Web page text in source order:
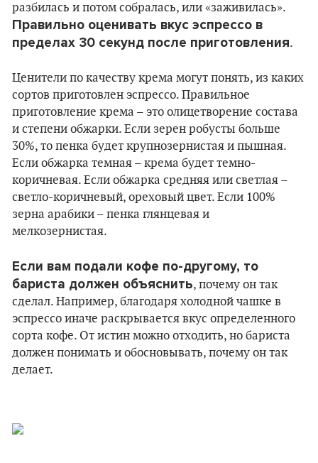
разбилась и потом собралась, или «заживилась».
Правильно оценивать вкус эспрессо в
пределах 30 секунд после приготовления.
Ценители по качеству крема могут понять, из каких
сортов приготовлен эспрессо. Правильное
приготовление крема – это олицетворение состава
и степени обжарки. Если зерен робусты больше
30%, то пенка будет крупнозернистая и пышная.
Если обжарка темная – крема будет темно-
коричневая. Если обжарка средняя или светлая –
светло-коричневый, ореховый цвет. Если 100%
зерна арабики – пенка глянцевая и
мелкозернистая.
Если вам подали кофе по-другому, то
бариста должен объяснить, почему он так
сделал. Например, благодаря холодной чашке в
эспрессо иначе раскрывается вкус определенного
сорта кофе. От истин можно отходить, но бариста
должен понимать и обосновывать, почему он так
делает.